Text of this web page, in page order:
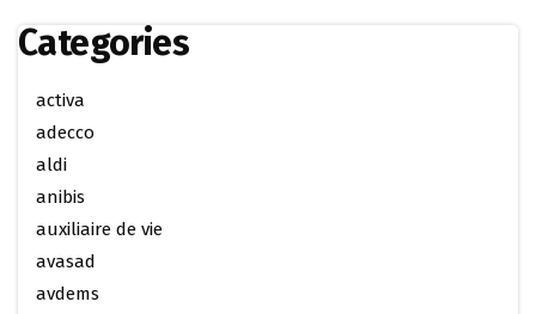
Categories
activa
adecco
aldi
anibis
auxiliaire de vie
avasad
avdems